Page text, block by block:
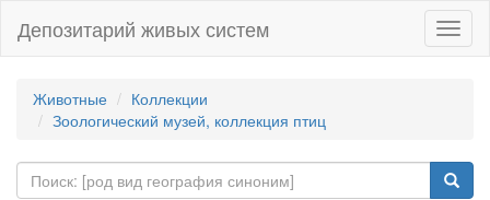
Депозитарий живых систем
Животные
Коллекции
Зоологический музей, коллекция птиц